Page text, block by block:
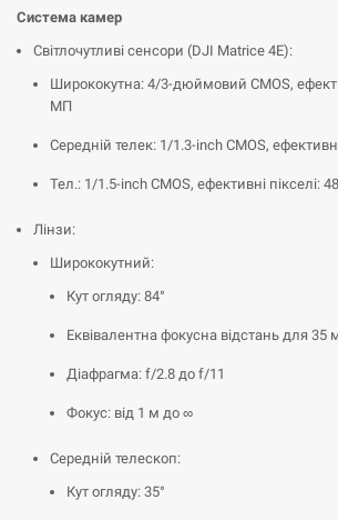
Система камер
Світлочутливі сенсори (DJI Matrice 4E):
Ширококутна: 4/3-дюймовий CMOS,
МП
Середній телек: 1/1.3-inch CMOS,
Тел.: 1/1.5-inch CMOS, ефективні пікселі:
Лінзи:
Ширококутний:
Кут огляду: 84°
Еквівалентна фокусна відстань для
Діафрагма: f/2.8 до f/11
Фокус: від 1 м до ∞
Середній телескоп:
Кут огляду: 35°